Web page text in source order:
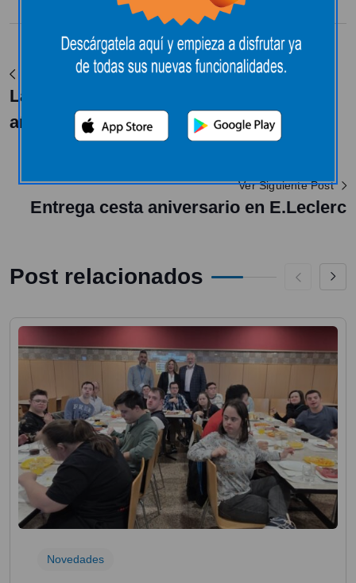
Ver Post Anterior
Las Ventas de los hiper registrarán este
año una caída histórica del 5%
Ver Siguiente Post
Entrega cesta aniversario en E.Leclerc
Post relacionados
Novedades